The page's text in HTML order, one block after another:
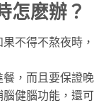
怎麽辦？
不得不熬夜時
，而且要保證
健腦功能，還